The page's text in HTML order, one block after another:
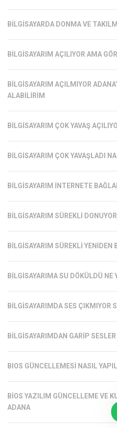
BILGISAYARDA DONMA VE
BILGISAYARIM AÇILIYOR AMA
BILGISAYARIM AÇILMIYOR
ALABILIRIM
BILGISAYARIM ÇOK YAVAŞ
BILGISAYARIM ÇOK YAVAŞLADI
BILGISAYARIM İNTERNETE
BILGISAYARIM SÜREKLI
BILGISAYARIM SÜREKLI YENIDEN
BILGISAYARIMA SU DÖKÜLDÜ NE
BILGISAYARIMDA SES ÇIKMIYOR
BILGISAYARIMDAN GARIP
BIOS GÜNCELLEMESI NASIL
BIOS YAZILIM GÜNCELLEME VE
ADANA